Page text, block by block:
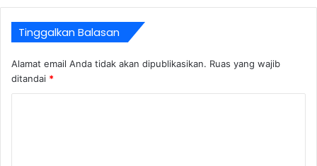
Tinggalkan Balasan
Alamat email Anda tidak akan dipublikasikan. Ruas yang wajib
ditandai *